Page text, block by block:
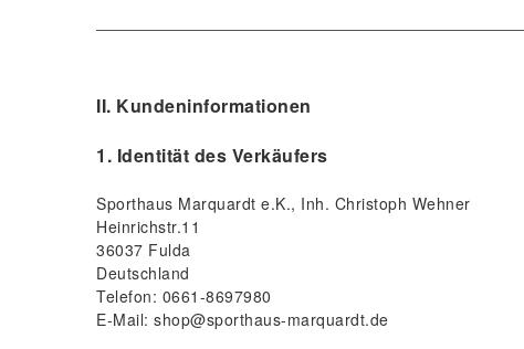
II. Kundeninformationen
1. Identität des Verkäufers
Sporthaus Marquardt e.K., Inh. Christoph Wehner
Heinrichstr.11
36037 Fulda
Deutschland
Telefon: 0661-8697980
E-Mail: shop@sporthaus-marquardt.de